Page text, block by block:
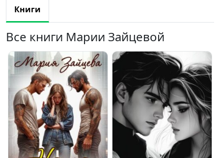
Книги
Все книги Марии Зайцевой